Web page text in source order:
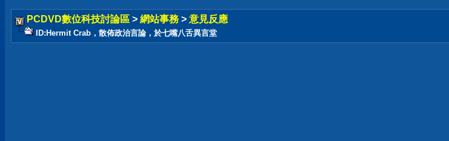
PCDVD數位科技討論區 > 網站事務 > 意見反應
ID:Hermit Crab，散佈政治言論，於七嘴八舌異言堂